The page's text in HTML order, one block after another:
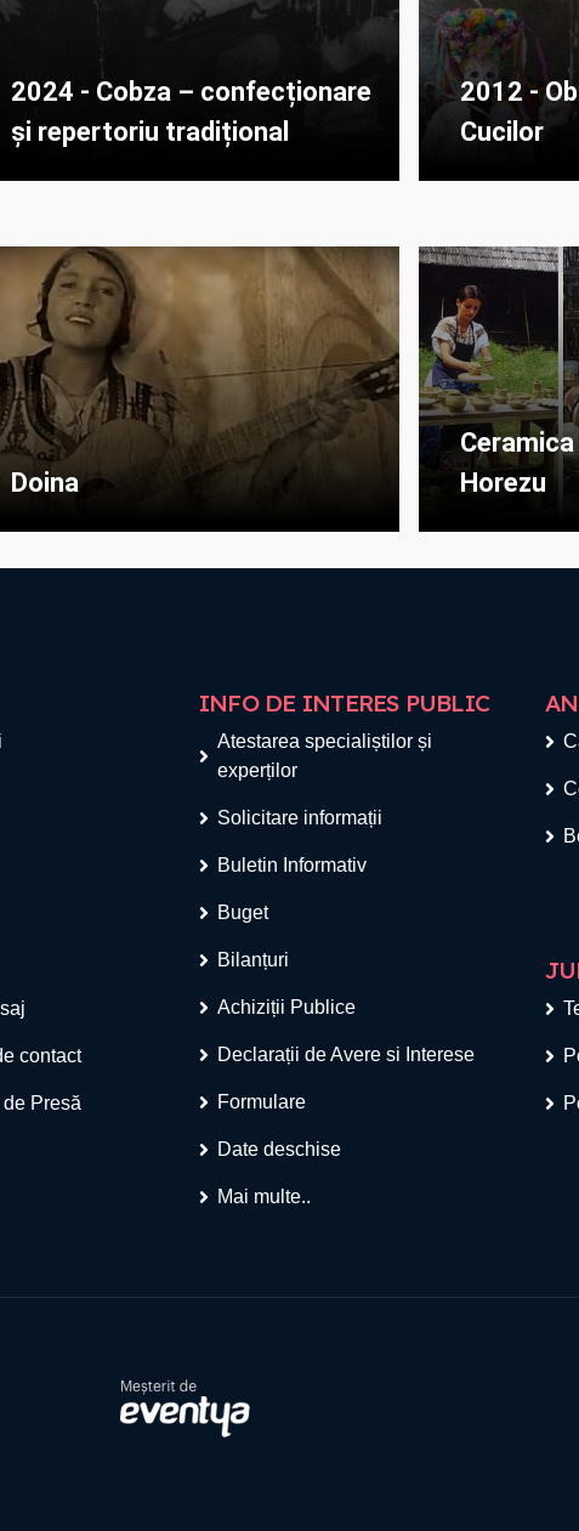
2024 - Cobza – confecționare
și repertoriu tradițional
2012 -
Cucilor
Doina
Horezu
contact
Presă
INFO DE INTERES PUBLIC
Atestarea specialiștilor și
experților
Solicitare informații
Buletin Informativ
Buget
Bilanțuri
Achiziții Publice
Declarații de Avere si Interese
Formulare
Date deschise
Mai multe..